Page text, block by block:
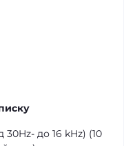
30Hz- до 16 kHz) (10